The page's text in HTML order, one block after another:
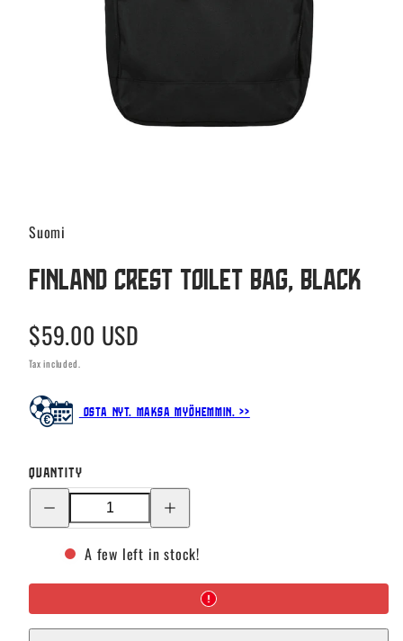
Suomi
Finland crest toilet bag, Black
Regular
price
$59.00 USD
Tax included.
Osta nyt. Maksa myöhemmin. >>
Quantity
Decrease
quantity
quantity
crest
toilet
A few left in stock!